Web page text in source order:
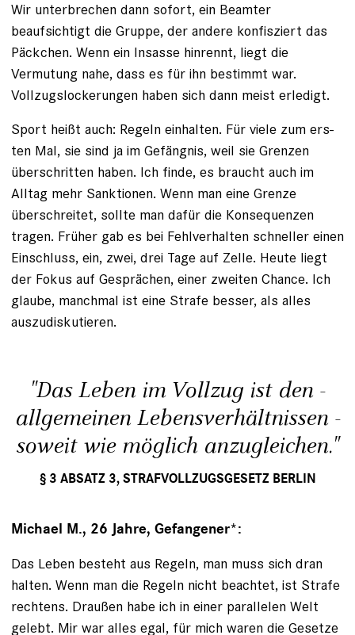
Wir unterbrechen dann sofort, ein Beamter
beaufsichtigt die Gruppe, der andere konfisziert das
Päckchen. Wenn ein Insasse hinrennt, liegt die
Vermutung nahe, dass es für ihn bestimmt war.
Vollzugslockerungen haben sich dann meist erledigt.
Sport heißt auch: Regeln einhalten. Für viele zum ­ers­
ten Mal, sie sind ja im Gefängnis, weil sie Grenzen
überschritten haben. Ich finde, es braucht auch im
Alltag mehr Sanktionen. Wenn man eine Grenze
überschreitet, sollte man dafür die Konsequenzen
tragen. Früher gab es bei Fehlverhalten schneller einen
Einschluss, ein, zwei, drei Tage auf Zelle. Heute liegt
der Fokus auf Gesprächen, ­einer zweiten Chance. Ich
glaube, manchmal ist eine ­Strafe ­besser, als alles
auszudiskutieren.
"Das Leben im ­Vollzug ist den ­
allgemeinen Lebens­verhältnissen ­
soweit wie möglich ­anzugleichen."
§ 3 ABSATZ 3, STRAFVOLLZUGSGESETZ BERLIN
Michael M., 26 Jahre, Gefangener*:
Das Leben besteht aus Regeln, man muss sich dran
halten. Wenn man die Regeln nicht beachtet, ist Strafe
rechtens. Draußen habe ich in einer parallelen Welt
gelebt. Mir war alles egal, für mich waren die Gesetze